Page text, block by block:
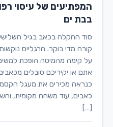
המפתיעים של עיסוי
בבת ים
סוד ההקלה בכאב בגיל
קורה מדי בוקר. הרגליים
על קימה מהמיטה הופכת
אתם או יקיריכם סובלים
כנראה מכירים את מעגל
כאבים, עוד משחה מקומית,
[…]